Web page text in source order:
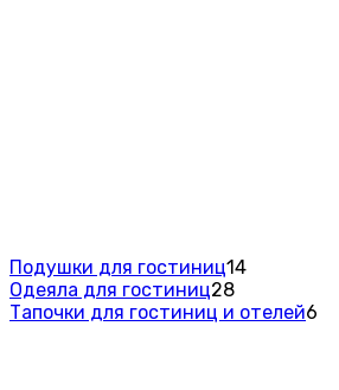
Подушки для гостиниц14
Одеяла для гостиниц28
Тапочки для гостиниц и отелей6